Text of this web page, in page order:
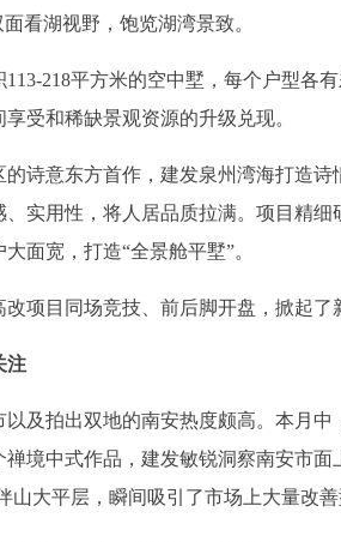
看湖视野，饱览湖湾景致。
218平方米的空中墅，每个户型各
受和稀缺景观资源的升级兑现。
诗意东方首作，建发泉州湾海打造诗
实用性，将人居品质拉满。项目精细
面宽，打造“全景舱平墅”。
项目同场竞技、前后脚开盘，掀起了
注
及拍出双地的南安热度颇高。本月
境中式作品，建发敏锐洞察南安市
山大平层，瞬间吸引了市场上大量改善